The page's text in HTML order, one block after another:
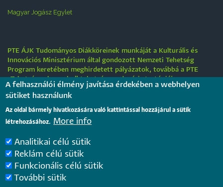
Magyar Jogász Egylet
PTE ÁJK Tudományos Diákköreinek munkáját a Kulturális és
Innovációs Minisztérium által gondozott Nemzeti Tehetség
Program keretében meghirdetett pályázatok, továbbá a PTE
„Tehetségre hangolva” tehetséggondozási stratégiája
támogatják.
Tájékoztatás nyári működési rendről
2026. július 31.
Internationale rechtsvergleichende Konferenz für junge
Juristinnen und Juristen in Győr – Bewerbungsfrist: 25.
August 2026
2026. július 28.
A felhasználói élmény javítása érdekében a webhelyen
sütiket használunk
Az oldal bármely hivatkozására való kattintással hozzájárul a sütik
létrehozásához. More info
Analitikai célú sütik
Reklám célú sütik
Funkcionális célú sütik
További sütik